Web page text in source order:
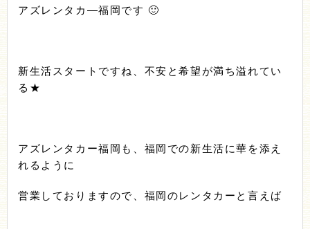
アズレンタカ―福岡です 🙂
新生活スタートですね、不安と希望が満ち溢れてい
る★
アズレンタカー福岡も、福岡での新生活に華を添え
れるように
営業しておりますので、福岡のレンタカーと言えば